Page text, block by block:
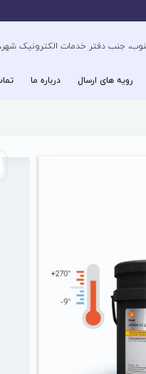
رویه های ارسال درباره ما